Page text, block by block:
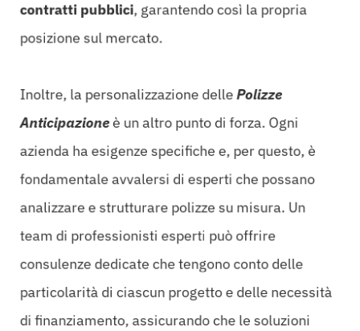
contratti pubblici, garantendo così la propria
posizione sul mercato.
Inoltre, la personalizzazione dellePolizze
Anticipazioneè un altro punto di forza. Ogni
azienda ha esigenze specifiche e, per questo, è
fondamentale avvalersi di esperti che possano
analizzare e strutturare polizze su misura. Un
team di professionisti esperti può offrire
consulenze dedicate che tengono conto delle
particolarità di ciascun progetto e delle necessità
di finanziamento, assicurando che le soluzioni